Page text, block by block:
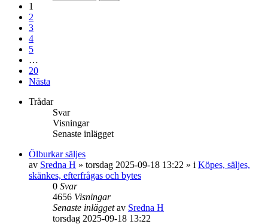
1
2
3
4
5
…
20
Nästa
Trådar
Svar
Visningar
Senaste inlägget
Ölburkar säljes
av Sredna H » torsdag 2025-09-18 13:22 » i Köpes, säljes,
skänkes, efterfrågas och bytes
0 Svar
4656 Visningar
Senaste inläggetav Sredna H
torsdag 2025-09-18 13:22